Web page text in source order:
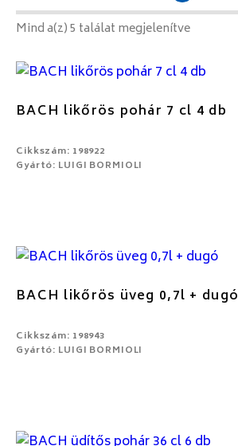
Mind a(z) 5 találat megjelenítve
BACH likőrös pohár 7 cl 4 db
Cikkszám: 198922
Gyártó: LUIGI BORMIOLI
BACH likőrös üveg 0,7l + dugó
Cikkszám: 198943
Gyártó: LUIGI BORMIOLI